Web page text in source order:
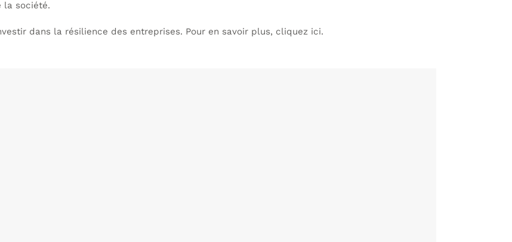
la société.
dans la résilience des entreprises. Pour en savoir plus, cliquez ici.